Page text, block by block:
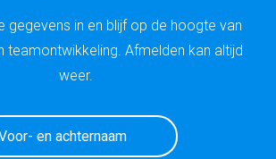
gegevens in en blijf op de hoogte van
teamontwikkeling. Afmelden kan altijd
weer.